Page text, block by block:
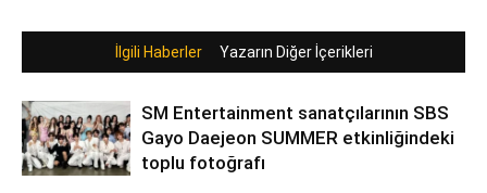
İlgili Haberler Yazarın Diğer İçerikleri
SM Entertainment sanatçılarının SBS
Gayo Daejeon SUMMER etkinliğindeki
toplu fotoğrafı